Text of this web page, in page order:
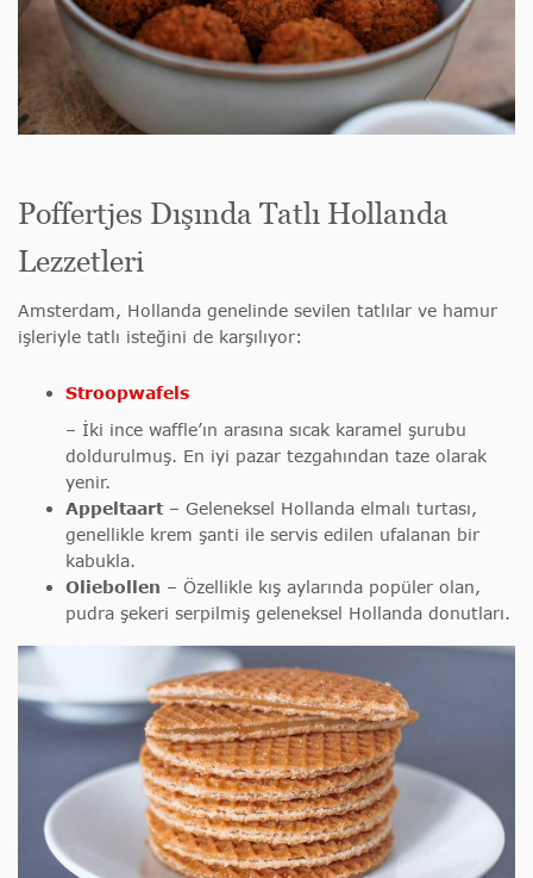
Poffertjes Dışında Tatlı Hollanda
Lezzetleri
Amsterdam, Hollanda genelinde sevilen tatlılar ve hamur
işleriyle tatlı isteğini de karşılıyor:
Stroopwafels
– İki ince waffle’ın arasına sıcak karamel şurubu
doldurulmuş. En iyi pazar tezgahından taze olarak
yenir.
Appeltaart – Geleneksel Hollanda elmalı turtası,
genellikle krem şanti ile servis edilen ufalanan bir
kabukla.
Oliebollen – Özellikle kış aylarında popüler olan,
pudra şekeri serpilmiş geleneksel Hollanda donutları.